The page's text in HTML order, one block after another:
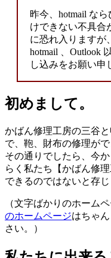
昨今、hotmail な
けできない不具合
に恐れ入りますが
hotmail 、Outlook
し込みをお願い申
初めまして。
かばん修理工房の三谷
で、鞄、財布の修理が
その通りでしたら、今
らく私たち【かばん修
できるのではないと存じ
（文字ばかりのホーム
のホームページはちゃ
さい。）